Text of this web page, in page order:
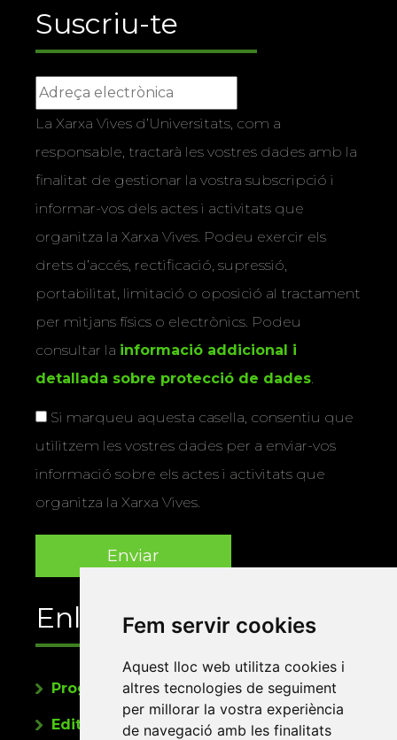
Fem servir cookies
Aquest lloc web utilitza cookies i
altres tecnologies de seguiment
per millorar la vostra experiència
de navegació amb les finalitats
Suscriu-te
La Xarxa Vives d’Universitats, com a
responsable, tractarà les vostres dades amb la
finalitat de gestionar la vostra subscripció i
informar-vos dels actes i activitats que
organitza la Xarxa Vives. Podeu exercir els
drets d’accés, rectificació, supressió,
portabilitat, limitació o oposició al tractament
per mitjans físics o electrònics. Podeu
consultar la informació addicional i
detallada sobre protecció de dades
Si marqueu aquesta casella, consentiu que
utilitzem les vostres dades per a enviar-vos
informació sobre els actes i activitats que
organitza la Xarxa Vives.
Enllaços
Programa de publicacions
Editorials universitàries a Twitter